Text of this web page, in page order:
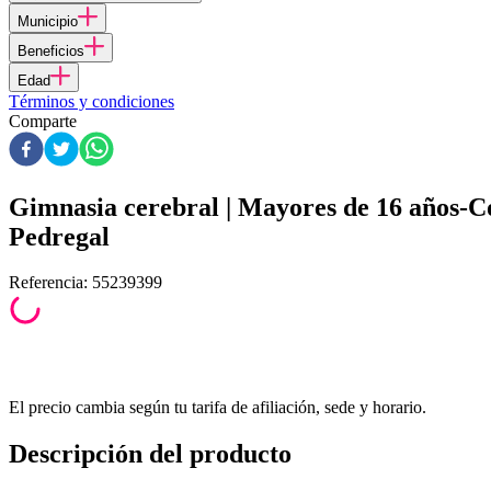
Municipio
Beneficios
Edad
Términos y condiciones
Comparte
Gimnasia cerebral | Mayores de 16 años-
Pedregal
Referencia: 55239399
El precio cambia según tu tarifa de afiliación, sede y horario.
Descripción del producto